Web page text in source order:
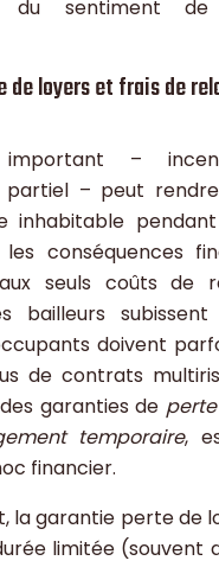
du sentiment
de loyers et frais de
–
partiel – peut
inhabitable
conséquences
seuls coûts de
bailleurs
doivent
de contrats
garanties de
temporaire,
financier.
la garantie perte de
limitée (souvent